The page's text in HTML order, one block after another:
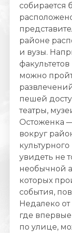
собирается
районе
и вузы.
можно
пешей
театры,
Остоженка
вокруг
увидеть не
необычной
которых
события,
Недалеко
где
по улице,